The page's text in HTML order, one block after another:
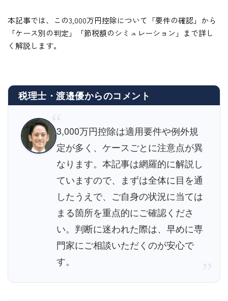
本記事では、この3,000万円控除について「要件の確認」から
「ケース別の判定」「節税額のシミュレーション」まで詳し
く解説します。
税理士・渡邉優からのコメント
“3,000万円控除は適用要件や例外規
定が多く、ケースごとに注意点が異
なります。本記事は網羅的に解説し
ていますので、まずは全体に目を通
したうえで、ご自身の状況に当ては
まる箇所を重点的にご確認くださ
い。判断に迷われた際は、早めに専
門家にご相談いただくのが安心で
す。